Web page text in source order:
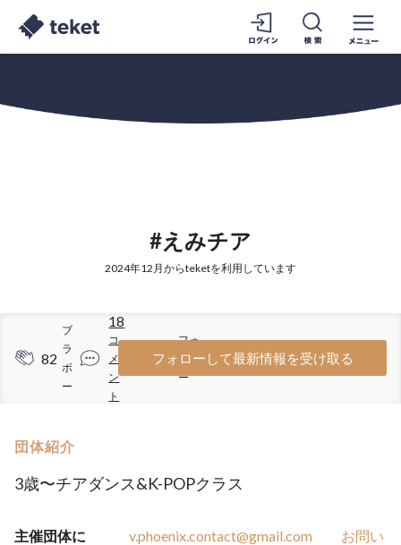
#えみチア
2024年12月からteketを利用しています
82
ブ
ラ
ボ
ー
18
コ
メ
ン
ト
86
フォ
ロワ
ー
フォローして最新情報を受け取る
団体紹介
3歳〜チアダンス&K-POPクラス
主催団体に
v.phoenix.contact@gmail.com
お問い